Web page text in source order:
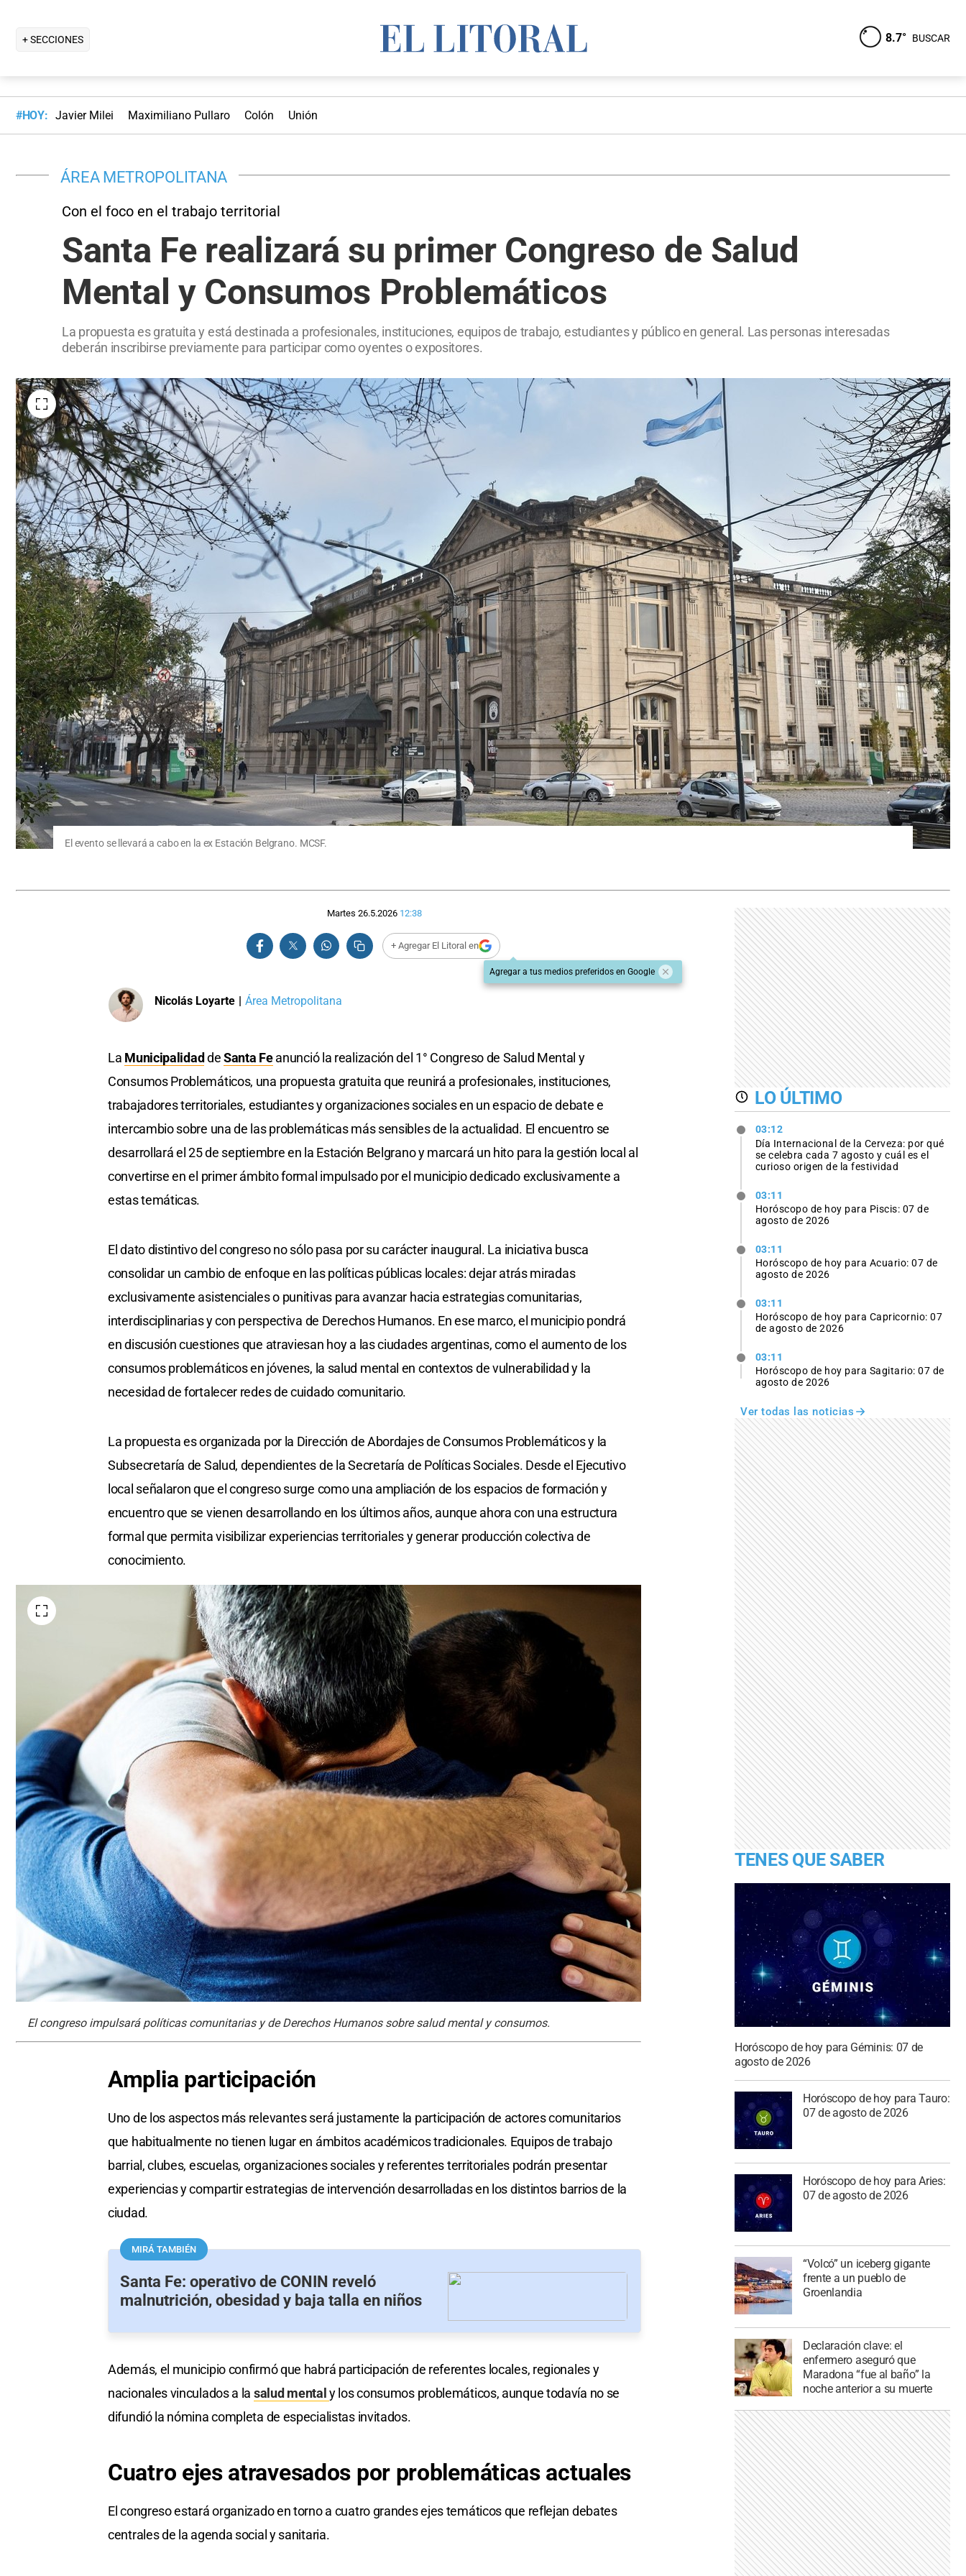
+ SECCIONES 8.7° BUSCAR
#HOY: Javier Milei Maximiliano Pullaro Colón Unión
ÁREA METROPOLITANA
Con el foco en el trabajo territorial
Santa Fe realizará su primer Congreso de Salud
Mental y Consumos Problemáticos
La propuesta es gratuita y está destinada a profesionales, instituciones, equipos de trabajo, estudiantes y público en general. Las personas interesadas
deberán inscribirse previamente para participar como oyentes o expositores.
El evento se llevará a cabo en la ex Estación Belgrano. MCSF.
Martes 26.5.2026 12:38
+ Agregar El Litoral en
Agregar a tus medios preferidos en Google
Nicolás Loyarte | Área Metropolitana
La Municipalidad deSanta Feanunció la realización del 1° Congreso de Salud Mental y
Consumos Problemáticos, una propuesta gratuita que reunirá a profesionales, instituciones,
trabajadores territoriales, estudiantes y organizaciones sociales en un espacio de debate e
intercambio sobre una de las problemáticas más sensibles de la actualidad. El encuentro se
desarrollará el 25 de septiembre en la Estación Belgrano y marcará un hito para la gestión local al
convertirse en el primer ámbito formal impulsado por el municipio dedicado exclusivamente a
estas temáticas.
El dato distintivo del congreso no sólo pasa por su carácter inaugural. La iniciativa busca
consolidar un cambio de enfoque en las políticas públicas locales: dejar atrás miradas
exclusivamente asistenciales o punitivas para avanzar hacia estrategias comunitarias,
interdisciplinarias y con perspectiva de Derechos Humanos. En ese marco, el municipio pondrá
en discusión cuestiones que atraviesan hoy a las ciudades argentinas, como el aumento de los
consumos problemáticos en jóvenes, la salud mental en contextos de vulnerabilidad y la
necesidad de fortalecer redes de cuidado comunitario.
La propuesta es organizada por la Dirección de Abordajes de Consumos Problemáticos y la
Subsecretaría de Salud, dependientes de la Secretaría de Políticas Sociales. Desde el Ejecutivo
local señalaron que el congreso surge como una ampliación de los espacios de formación y
encuentro que se vienen desarrollando en los últimos años, aunque ahora con una estructura
formal que permita visibilizar experiencias territoriales y generar producción colectiva de
conocimiento.
El congreso impulsará políticas comunitarias y de Derechos Humanos sobre salud mental y consumos.
Amplia participación
Uno de los aspectos más relevantes será justamente la participación de actores comunitarios
que habitualmente no tienen lugar en ámbitos académicos tradicionales. Equipos de trabajo
barrial, clubes, escuelas, organizaciones sociales y referentes territoriales podrán presentar
experiencias y compartir estrategias de intervención desarrolladas en los distintos barrios de la
ciudad.
MIRÁ TAMBIÉN
Santa Fe: operativo de CONIN reveló
malnutrición, obesidad y baja talla en niños
Además, el municipio confirmó que habrá participación de referentes locales, regionales y
nacionales vinculados a la salud mentaly los consumos problemáticos, aunque todavía no se
difundió la nómina completa de especialistas invitados.
Cuatro ejes atravesados por problemáticas actuales
El congreso estará organizado en torno a cuatro grandes ejes temáticos que reflejan debates
centrales de la agenda social y sanitaria.
LO ÚLTIMO
03:12
Día Internacional de la Cerveza: por qué
se celebra cada 7 agosto y cuál es el
curioso origen de la festividad
03:11
Horóscopo de hoy para Piscis: 07 de
agosto de 2026
03:11
Horóscopo de hoy para Acuario: 07 de
agosto de 2026
03:11
Horóscopo de hoy para Capricornio: 07
de agosto de 2026
03:11
Horóscopo de hoy para Sagitario: 07 de
agosto de 2026
Ver todas las noticias
TENES QUE SABER
Horóscopo de hoy para Géminis: 07 de
agosto de 2026
Horóscopo de hoy para Tauro:
07 de agosto de 2026
Horóscopo de hoy para Aries:
07 de agosto de 2026
“Volcó” un iceberg gigante
frente a un pueblo de
Groenlandia
Declaración clave: el
enfermero aseguró que
Maradona “fue al baño” la
noche anterior a su muerte